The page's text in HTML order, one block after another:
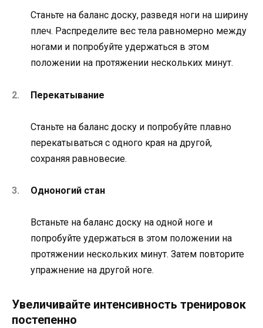
Станьте на баланс доску, разведя ноги на ширину
плеч. Распределите вес тела равномерно между
ногами и попробуйте удержаться в этом
положении на протяжении нескольких минут.
Перекатывание
Станьте на баланс доску и попробуйте плавно
перекатываться с одного края на другой,
сохраняя равновесие.
Одноногий стан
Встаньте на баланс доску на одной ноге и
попробуйте удержаться в этом положении на
протяжении нескольких минут. Затем повторите
упражнение на другой ноге.
Увеличивайте интенсивность тренировок
постепенно